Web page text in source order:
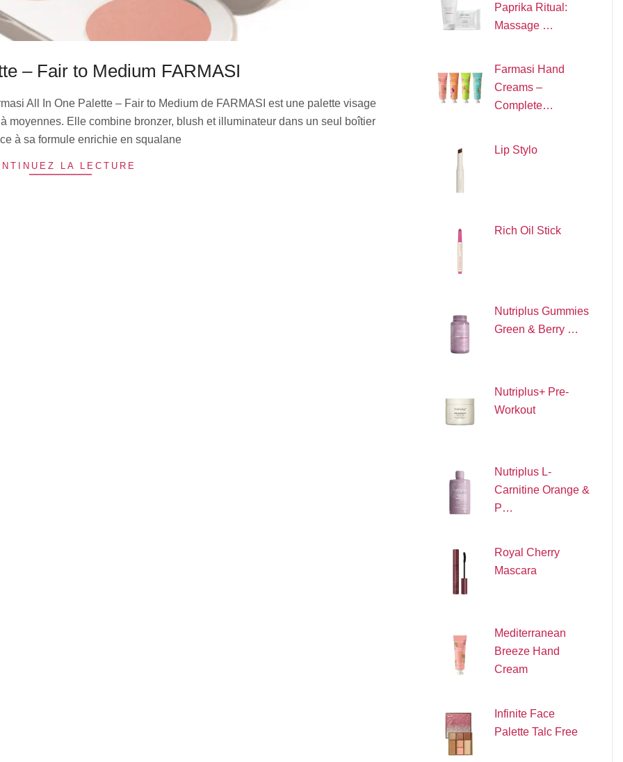
– Fair to Medium FARMASI
All In One Palette – Fair to Medium de FARMASI est une palette visage
moyennes. Elle combine bronzer, blush et illuminateur dans un seul boîtier
à sa formule enrichie en squalane
LA LECTURE
Paprika Ritual:
Massage …
Farmasi Hand
Creams –
Complete…
Lip Stylo
Rich Oil Stick
Nutriplus Gummies
Green & Berry …
Nutriplus+ Pre-
Workout
Nutriplus L-
Carnitine Orange &
P…
Royal Cherry
Mascara
Mediterranean
Breeze Hand
Cream
Infinite Face
Palette Talc Free